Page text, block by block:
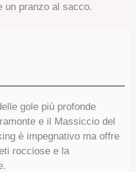
un pranzo al sacco.
gole più profonde
e il Massiccio del
è impegnativo ma offre
rocciose e la